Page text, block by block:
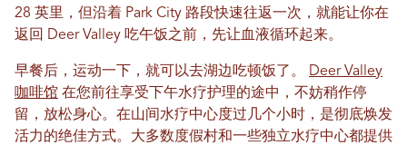
28 英里，但沿着 Park City 路段快速往返一次，就能让你在
返回 Deer Valley 吃午饭之前，先让血液循环起来。
早餐后，运动一下，就可以去湖边吃顿饭了。
Deer Valley
咖啡馆 在您前往享受下午水疗护理的途中，不妨稍作停
留，放松身心。在山间水疗中心度过几个小时，是彻底焕发
活力的绝佳方式。大多数度假村和一些独立水疗中心都提供